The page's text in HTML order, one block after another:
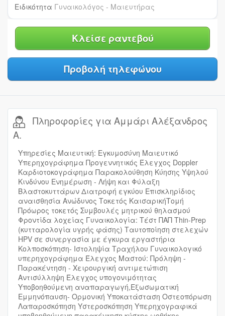
Ειδικότητα Γυναικολόγος - Μαιευτήρας
Κλείσε ραντεβού
Προβολή τηλεφώνου
Πληροφορίες για Αμμάρι Αλέξανδρος
Α.
Υπηρεσίες Μαιευτική: Εγκυμοσύνη Mαιευτικό
Υπερηχογράφημα Προγεννητικός Έλεγχος Doppler
Καρδιοτοκογράφημα Παρακολούθηση Κύησης Υψηλού
Κινδύνου Ενημέρωση - Λήψη και Φύλαξη
Βλαστοκυττάρων Διατροφή εγκύου Επισκληρίδιος
αναισθησία Ανώδυνος Τοκετός ΚαισαρικήΤομή
Πρόωρος τοκετός Συμβουλές μητρικού θηλασμού
Φροντίδα λοχείας Γυναικολογία: Τέστ ΠΑΠ Thin-Prep
(κυτταρολογία υγρής φάσης) Ταυτοποίηση στελεχών
HPV σε συνεργασία με έγκυρα εργαστήρια
Κολποσκόπηση- Ιστοληψία Τραχήλου Γυναικολογικό
υπερηχογράφημα Έλεγχος Μαστού: Πρόληψη -
Παρακέντηση - Χειρουργική αντιμετώπιση
Αντισύλληψη Έλεγχος υπογονιμότητας
Υποβοηθούμενη αναπαραγωγή,Εξωσωματική
Εμμηνόπαυση- Ορμονική Υποκατάσταση Οστεοπόρωση
Λαπαροσκόπηση Υστεροσκόπηση Υπερηχογραφικά